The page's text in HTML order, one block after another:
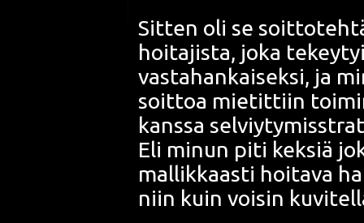
Sit­ten oli se
hoi­ta­jis­ta, joka
vas­ta­han­kai­sek­si, ja
soit­toa mie­tit­tiin
kans­sa
Eli minun piti kek­siä
mal­lik­kaas­ti hoi­ta­va
niin kuin voi­sin